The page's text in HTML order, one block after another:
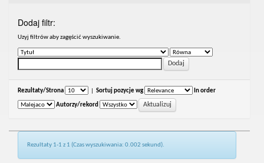
Dodaj filtr:
Uzyj filtrów aby zagęścić wyszukiwanie.
Rezultaty/Strona Sortuj pozycje wg In order
Autorzy/rekord
Rezultaty 1-1 z 1 (Czas wyszukiwania: 0.002 sekund).